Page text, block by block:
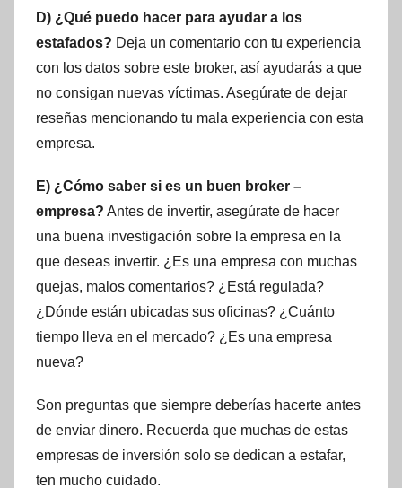
D) ¿Qué puedo hacer para ayudar a los
estafados? Deja un comentario con tu experiencia
con los datos sobre este broker, así ayudarás a que
no consigan nuevas víctimas. Asegúrate de dejar
reseñas mencionando tu mala experiencia con esta
empresa.
E) ¿Cómo saber si es un buen broker –
empresa? Antes de invertir, asegúrate de hacer
una buena investigación sobre la empresa en la
que deseas invertir. ¿Es una empresa con muchas
quejas, malos comentarios? ¿Está regulada?
¿Dónde están ubicadas sus oficinas? ¿Cuánto
tiempo lleva en el mercado? ¿Es una empresa
nueva?
Son preguntas que siempre deberías hacerte antes
de enviar dinero. Recuerda que muchas de estas
empresas de inversión solo se dedican a estafar,
ten mucho cuidado.